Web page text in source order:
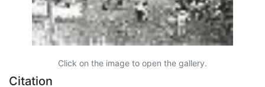
Click on the image to open the gallery.
Citation